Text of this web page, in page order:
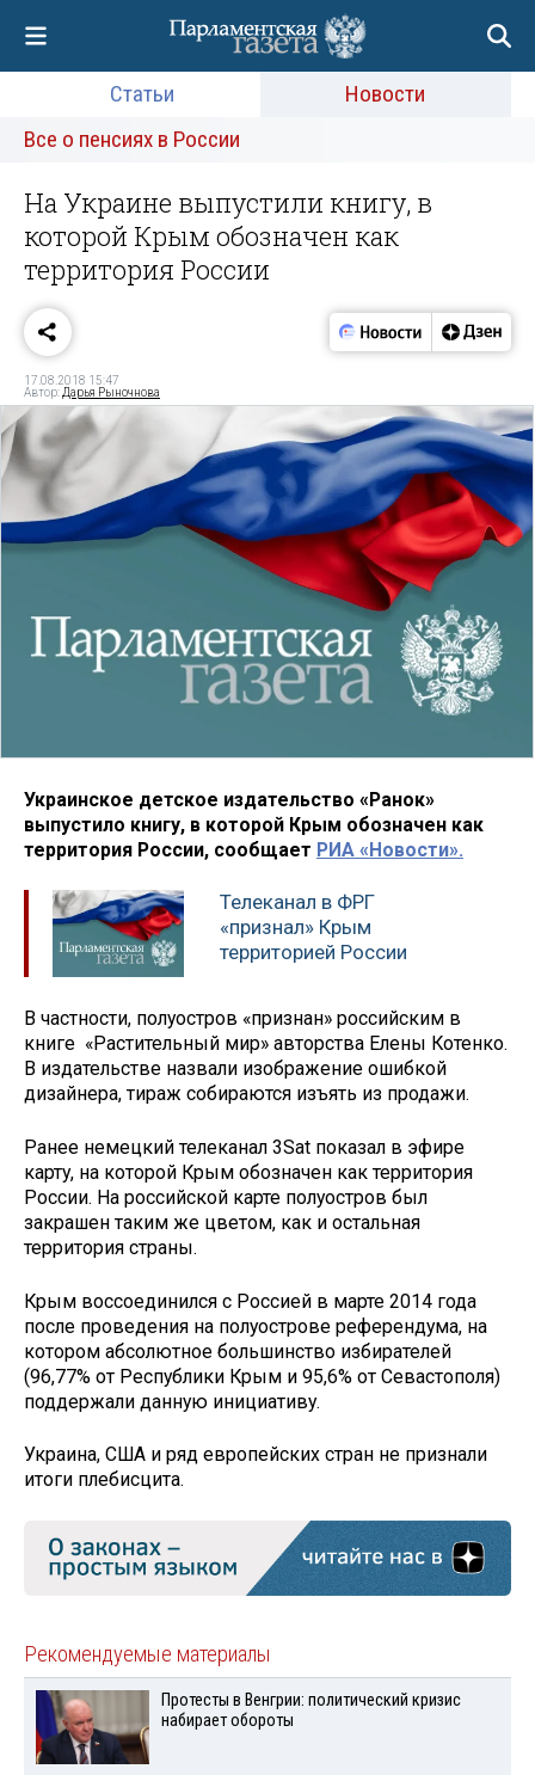
Статьи
Новости
Все о пенсиях в России
На Украине выпустили книгу, в
которой Крым обозначен как
территория России
17.08.2018 15:47
Автор: Дарья Рыночнова
Украинское детское издательство «Ранок»
выпустило книгу, в которой Крым обозначен как
территория России, сообщает РИА «Новости».
Телеканал в ФРГ
«признал» Крым
территорией России
В частности, полуостров «признан» российским в
книге «Растительный мир» авторства Елены Котенко.
В издательстве назвали изображение ошибкой
дизайнера, тираж собираются изъять из продажи.
Ранее немецкий телеканал 3Sat показал в эфире
карту, на которой Крым обозначен как территория
России. На российской карте полуостров был
закрашен таким же цветом, как и остальная
территория страны.
Крым воссоединился с Россией в марте 2014 года
после проведения на полуострове референдума, на
котором абсолютное большинство избирателей
(96,77% от Республики Крым и 95,6% от Севастополя)
поддержали данную инициативу.
Украина, США и ряд европейских стран не признали
итоги плебисцита.
Рекомендуемые материалы
Протесты в Венгрии: политический кризис
набирает обороты